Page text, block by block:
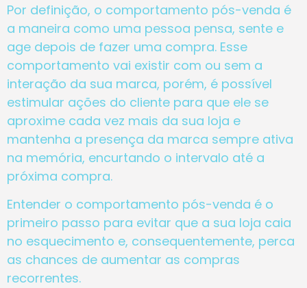
Por definição, o comportamento pós-venda é
a maneira como uma pessoa pensa, sente e
age depois de fazer uma compra. Esse
comportamento vai existir com ou sem a
interação da sua marca, porém, é possível
estimular ações do cliente para que ele se
aproxime cada vez mais da sua loja e
mantenha a presença da marca sempre ativa
na memória, encurtando o intervalo até a
próxima compra.
Entender o comportamento pós-venda é o
primeiro passo para evitar que a sua loja caia
no esquecimento e, consequentemente, perca
as chances de aumentar as compras
recorrentes.